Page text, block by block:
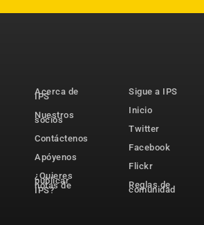
Acerca de
IPS
Nuestros
socios
Contáctenos
Apóyenos
¿Quieres
publicar
notas de
IPS?
Sigue a IPS
Inicio
Twitter
Facebook
Flickr
Reglas de
comunidad